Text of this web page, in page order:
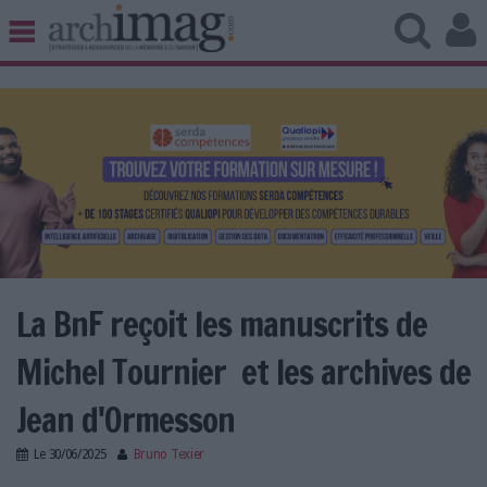
BIBLIOTHÈQUE ÉDITION
UNIVERS DATA
TRAVAIL COLLABORATIF
VIE NUMÉRIQUE
NUMÉRIQUE RESPONSABLE
LES NEWSLETTERS
LE MAGAZINE
La BnF reçoit les manuscrits de
Michel Tournier et les archives de
Jean d'Ormesson
Le 30/06/2025 Bruno Texier